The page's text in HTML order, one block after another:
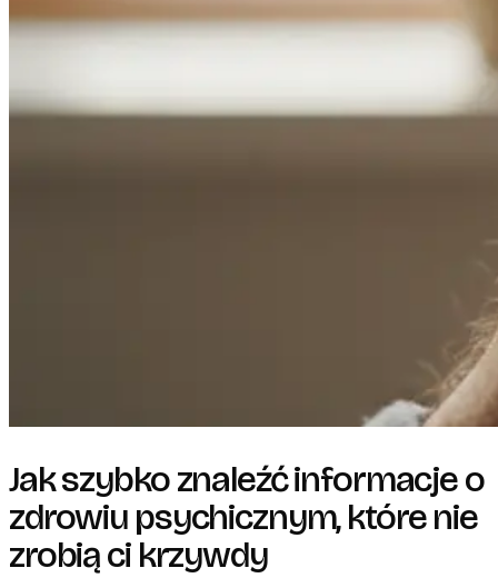
Jak szybko znaleźć informacje o
zdrowiu psychicznym, które nie
zrobią ci krzywdy